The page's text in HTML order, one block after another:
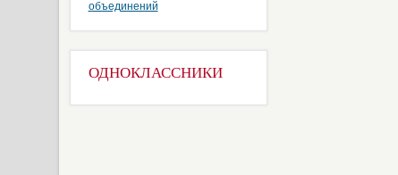
объединений
ОДНОКЛАССНИКИ